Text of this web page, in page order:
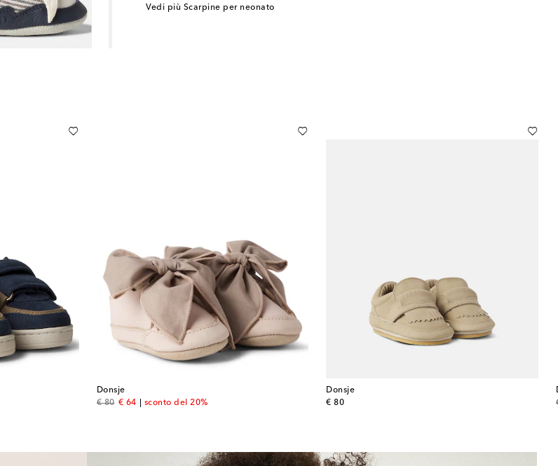
Vedi più Scarpine per neonato
Donsje
€ 80
original price
€ 64
discount price
sconto del 20%
Donsje
€ 80
original price